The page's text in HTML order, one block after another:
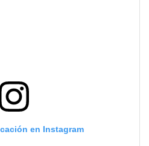
en Instagram